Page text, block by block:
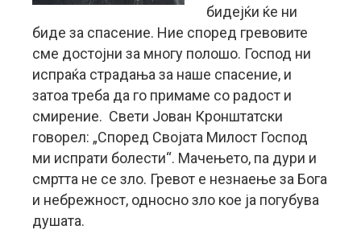
бидејќи ќе ни
биде за спасение. Ние според гревовите
сме достојни за многу полошо. Господ ни
испраќа страдања за наше спасение, и
затоа треба да го примаме со радост и
смирение. Свети Јован Кронштатски
говорел: „Спорeд Својата Милост Господ
ми испрати болести“. Мачењето, па дури и
смртта не се зло. Гревот е незнаење за Бога
и небрежност, односно зло кое ја погубува
душата.